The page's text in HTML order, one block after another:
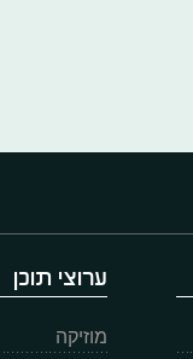
ערוצי תוכן
מוזיקה